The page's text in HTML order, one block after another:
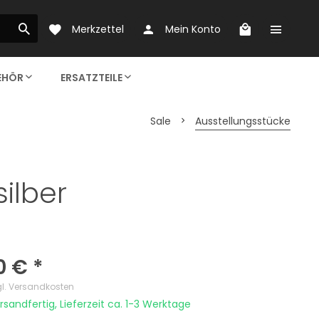
Merkzettel Mein Konto
ERSATZTEILE
Sale Ausstellungsstücke
€ *
Versandkosten
Lieferzeit ca. 1-3 Werktage